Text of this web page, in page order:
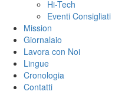
Hi-Tech
Eventi Consigliati
Mission
Giornalaio
Lavora con Noi
Lingue
Cronologia
Contatti